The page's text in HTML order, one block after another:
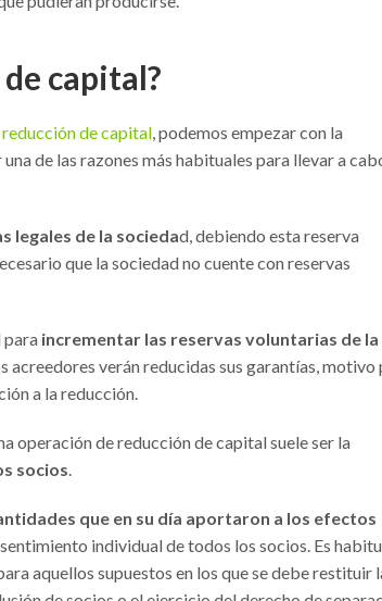
capital?
reducción de capital, podemos empezar con la
de las razones más habituales para llevar a
legales de la sociedad, debiendo esta reserva
que la sociedad no cuente con reservas
para incrementar las reservas voluntarias de la
acreedores verán reducidas sus garantías, motivo
a la reducción.
operación de reducción de capital suele ser la
socios.
que en su día aportaron a los efectos
individual de todos los socios. Es
aquellos supuestos en los que se debe restituir